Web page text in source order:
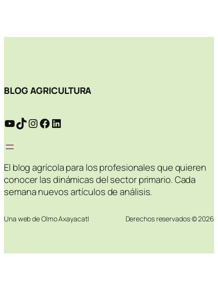
BLOG AGRICULTURA
YouTube
TikTok
Instagram
Facebook
LinkedIn
El blog agrícola para los profesionales que quieren
conocer las dinámicas del sector primario. Cada
semana nuevos artículos de análisis.
Una web de Olmo Axayacatl Derechos reservados © 2026